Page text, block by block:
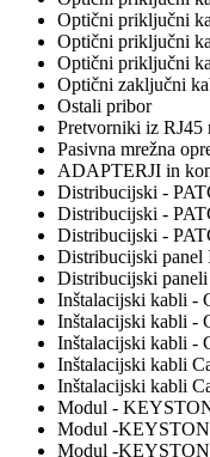
Optični priključni
Optični priključni
Optični priključni
Optični zaključni
Ostali pribor
Pretvorniki iz RJ45
Pasivna mrežna
ADAPTERJI in
Distribucijski -
Distribucijski -
Distribucijski -
Distribucijski panel
Distribucijski
Inštalacijski kabli -
Inštalacijski kabli -
Inštalacijski kabli -
Inštalacijski kabli
Inštalacijski kabli
Modul -
Modul -KEYSTON
Modul -KEYSTON